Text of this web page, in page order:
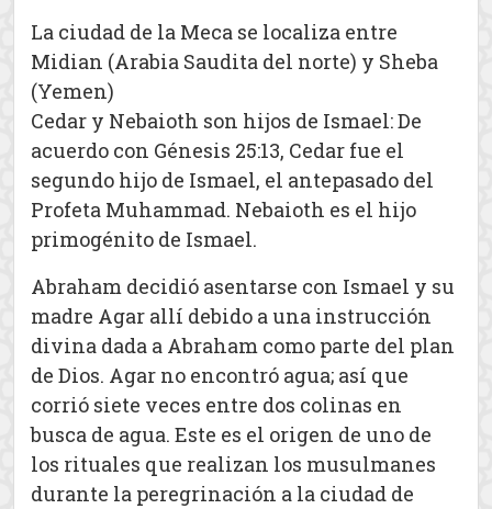
La ciudad de la Meca se localiza entre
Midian (Arabia Saudita del norte) y Sheba
(Yemen)
Cedar y Nebaioth son hijos de Ismael: De
acuerdo con Génesis 25:13, Cedar fue el
segundo hijo de Ismael, el antepasado del
Profeta Muhammad. Nebaioth es el hijo
primogénito de Ismael.
Abraham decidió asentarse con Ismael y su
madre Agar allí debido a una instrucción
divina dada a Abraham como parte del plan
de Dios. Agar no encontró agua; así que
corrió siete veces entre dos colinas en
busca de agua. Este es el origen de uno de
los rituales que realizan los musulmanes
durante la peregrinación a la ciudad de